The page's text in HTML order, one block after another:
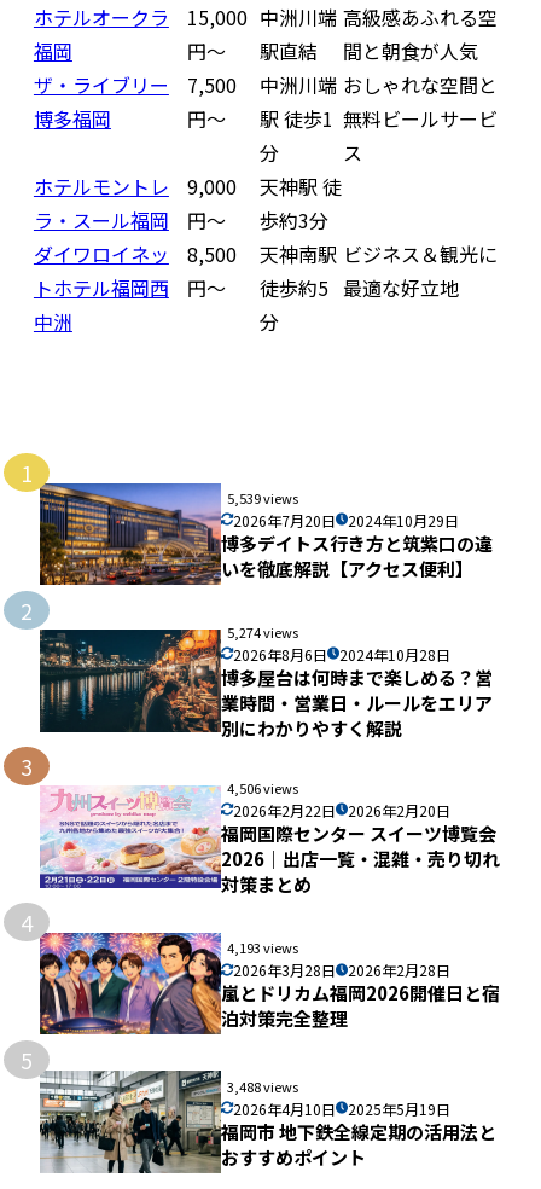
ホテルオークラ
福岡
15,000
円〜
中洲川端
駅直結
高級感あふれる空
間と朝食が人気
ザ・ライブリー
博多福岡
7,500
円〜
中洲川端
駅 徒歩1
分
おしゃれな空間と
無料ビールサービ
ス
ホテルモントレ
ラ・スール福岡
9,000
円〜
天神駅 徒
歩約3分
ダイワロイネッ
トホテル福岡西
中洲
8,500
円〜
天神南駅
徒歩約5
分
ビジネス＆観光に
最適な好立地
1
5,539 views
2026年7月20日 2024年10月29日
博多デイトス行き方と筑紫口の違
いを徹底解説【アクセス便利】
2
5,274 views
2026年8月6日 2024年10月28日
博多屋台は何時まで楽しめる？営
業時間・営業日・ルールをエリア
別にわかりやすく解説
3
4,506 views
2026年2月22日 2026年2月20日
福岡国際センター スイーツ博覧会
2026｜出店一覧・混雑・売り切れ
対策まとめ
4
4,193 views
2026年3月28日 2026年2月28日
嵐とドリカム福岡2026開催日と宿
泊対策完全整理
5
3,488 views
2026年4月10日 2025年5月19日
福岡市 地下鉄全線定期の活用法と
おすすめポイント